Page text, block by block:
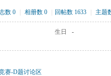
数 0 相册数 0 回帖数 1633 主题
生日
-
赛-D题讨论区